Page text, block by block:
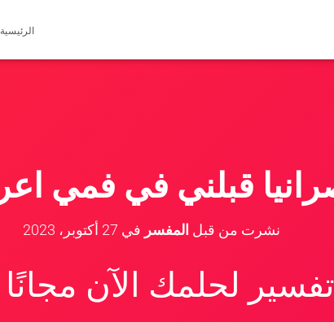
الرئيسية
قبلني في فمي
نشرت من قبل المفسر في 27 أكتوبر، 2023
لحلمك الآن